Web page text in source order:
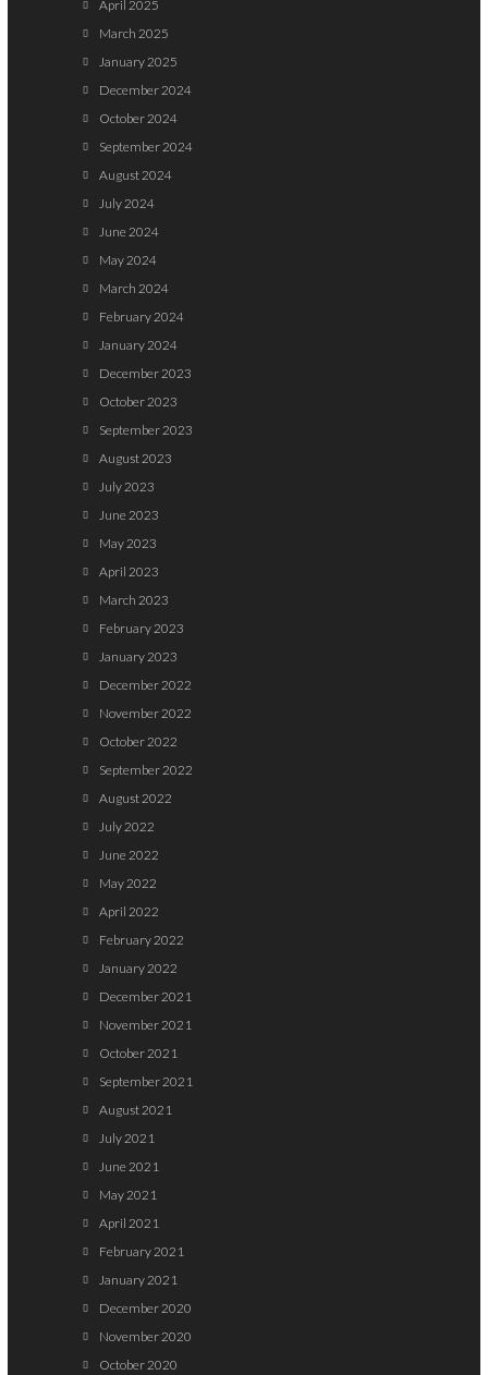
April 2025
March 2025
January 2025
December 2024
October 2024
September 2024
August 2024
July 2024
June 2024
May 2024
March 2024
February 2024
January 2024
December 2023
October 2023
September 2023
August 2023
July 2023
June 2023
May 2023
April 2023
March 2023
February 2023
January 2023
December 2022
November 2022
October 2022
September 2022
August 2022
July 2022
June 2022
May 2022
April 2022
February 2022
January 2022
December 2021
November 2021
October 2021
September 2021
August 2021
July 2021
June 2021
May 2021
April 2021
February 2021
January 2021
December 2020
November 2020
October 2020